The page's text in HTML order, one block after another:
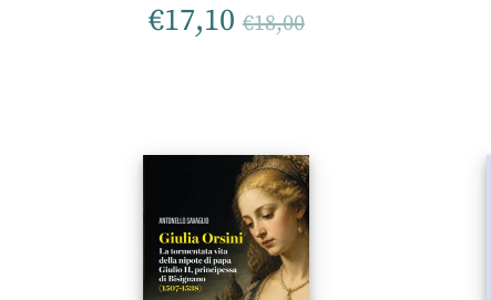
€17,10 €18,00